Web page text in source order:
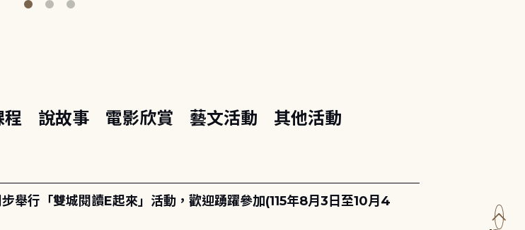
程 說故事 電影欣賞 藝文活動 其他活動
舉行「雙城閱讀E起來」活動，歡迎踴躍參加(115年8月3日至10月4